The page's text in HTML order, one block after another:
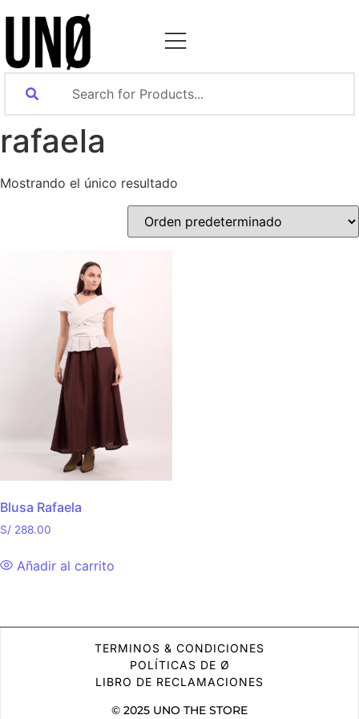
rafaela
Mostrando el único resultado
Blusa Rafaela
S/ 288.00
Añadir al carrito
© 2025 UNO THE STORE
TERMINOS & CONDICIONES
POLÍTICAS DE Ø
LIBRO DE RECLAMACIONES